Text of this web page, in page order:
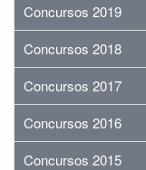
Concursos 2019
Concursos 2018
Concursos 2017
Concursos 2016
Concursos 2015